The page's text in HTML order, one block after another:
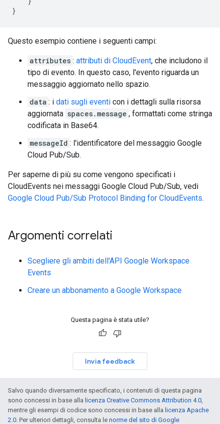
}
Questo esempio contiene i seguenti campi:
attributes : attributi di CloudEvent, che includono il
tipo di evento. In questo caso, l'evento riguarda un
messaggio aggiornato nello spazio.
data : i dati sugli eventi con i dettagli sulla risorsa
aggiornata spaces.message , formattati come stringa
codificata in Base64.
messageId : l'identificatore del messaggio Google
Cloud Pub/Sub.
Per saperne di più su come vengono specificati i
CloudEvents nei messaggi Google Cloud Pub/Sub, vedi
Google Cloud Pub/Sub Protocol Binding for CloudEvents.
Argomenti correlati
Scegliere gli ambiti dell'API Google Workspace
Events
Creare un abbonamento a Google Workspace
Questa pagina è stata utile?
Invia feedback
Salvo quando diversamente specificato, i contenuti di questa pagina
sono concessi in base alla licenza Creative Commons Attribution 4.0,
mentre gli esempi di codice sono concessi in base alla licenza Apache
2.0. Per ulteriori dettagli, consulta le norme del sito di Google